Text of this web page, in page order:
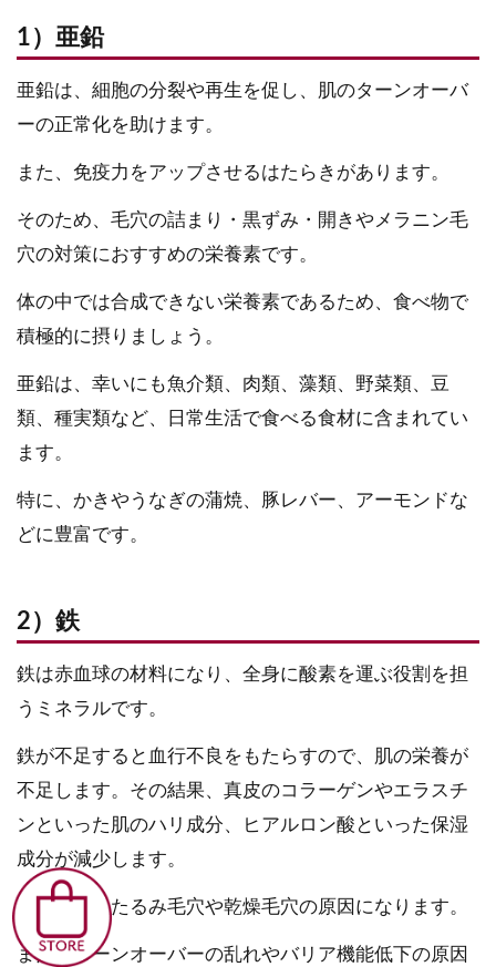
1）亜鉛
亜鉛は、細胞の分裂や再生を促し、肌のターンオーバ
ーの正常化を助けます。
また、免疫力をアップさせるはたらきがあります。
そのため、毛穴の詰まり・黒ずみ・開きやメラニン毛
穴の対策におすすめの栄養素です。
体の中では合成できない栄養素であるため、食べ物で
積極的に摂りましょう。
亜鉛は、幸いにも魚介類、肉類、藻類、野菜類、豆
類、種実類など、日常生活で食べる食材に含まれてい
ます。
特に、かきやうなぎの蒲焼、豚レバー、アーモンドな
どに豊富です。
2）鉄
鉄は赤血球の材料になり、全身に酸素を運ぶ役割を担
うミネラルです。
鉄が不足すると血行不良をもたらすので、肌の栄養が
不足します。その結果、真皮のコラーゲンやエラスチ
ンといった肌のハリ成分、ヒアルロン酸といった保湿
成分が減少します。
そのため、たるみ毛穴や乾燥毛穴の原因になります。
また、ターンオーバーの乱れやバリア機能低下の原因